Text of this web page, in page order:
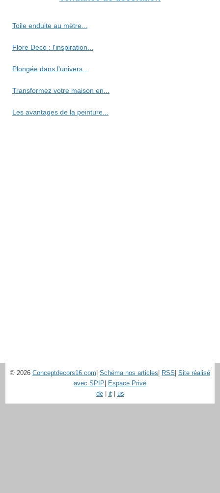
Toile enduite au mètre...
Flore Deco : l'inspiration...
Plongée dans l'univers...
Transformez votre maison en...
Les avantages de la peinture...
© 2026 Conceptdecors16.com Schéma nos articles RSS Site réalisé
avec SPIP
Espace Privé
de| it| us